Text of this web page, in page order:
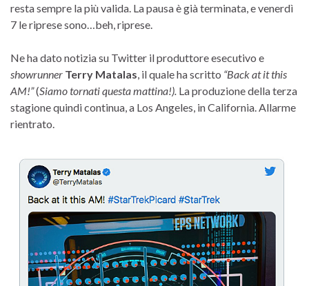
resta sempre la più valida. La pausa è già terminata, e venerdì
7 le riprese sono…beh, riprese.
Ne ha dato notizia su Twitter il produttore esecutivo e
showrunner Terry Matalas, il quale ha scritto “Back at it this
AM!”(Siamo tornati questa mattina!). La produzione della terza
stagione quindi continua, a Los Angeles, in California. Allarme
rientrato.